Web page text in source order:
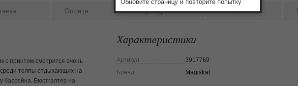
Оплата Бренд Отзывы:0
с принтом смотрится очень
толпы отдыхающих на
бассейна. Бюстгалтер на
Характеристики
Артикул
3917769
Бренд
Magistral
Обновите страницу и повторите попытку